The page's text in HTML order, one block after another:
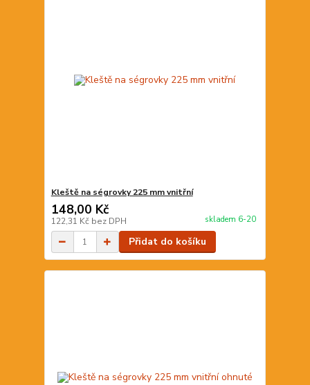
Kleště na ségrovky 225 mm vnitřní
148,00 Kč
122,31 Kč bez DPH skladem 6-20
Přidat do košíku